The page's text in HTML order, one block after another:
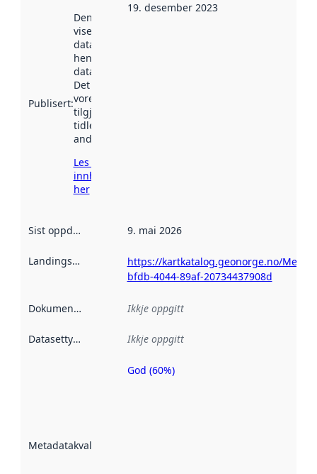
Publisert:
Denne datoen
viser når
datasettet vart
henta inn av
data.norge.no.
Det kan ha
vore
tilgjengeleg
tidlegare
andre stader.
Les meir om
innhenting
her
19. desember 2023
Sist oppdatert 9. mai 2026
Landingsside
https://kartkatalog.geonorge.no/
bfdb-4044-89af-20734437908d
Dokumentasjon Ikkje oppgitt
Datasettype Ikkje oppgitt
Metadatakvalitet
Metadatakvalitet
God (60%)